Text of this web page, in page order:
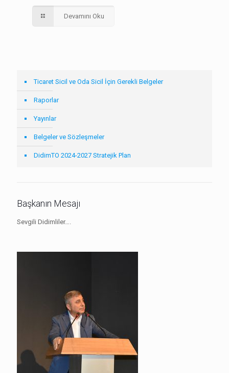
Devamını Oku
Ticaret Sicil ve Oda Sicil İçin Gerekli Belgeler
Raporlar
Yayınlar
Belgeler ve Sözleşmeler
DidimTO 2024-2027 Stratejik Plan
Başkanın Mesajı
Sevgili Didimliler….